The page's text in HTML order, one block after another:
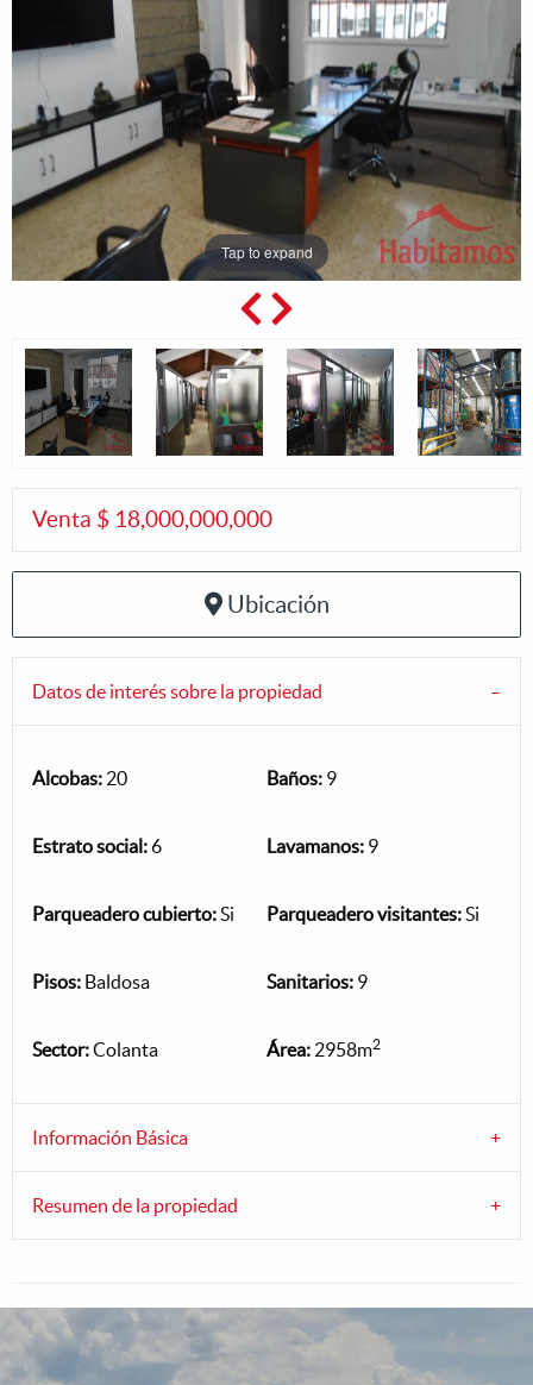
Tap to expand
Venta $ 18,000,000,000
Ubicación
Datos de interés sobre la propiedad
Alcobas: 20 Baños: 9
Estrato social:6 Lavamanos: 9
Parqueadero cubierto:Si Parqueadero visitantes:Si
Pisos: Baldosa Sanitarios: 9
Sector:Colanta Área: 2958m2
Información Básica
Resumen de la propiedad